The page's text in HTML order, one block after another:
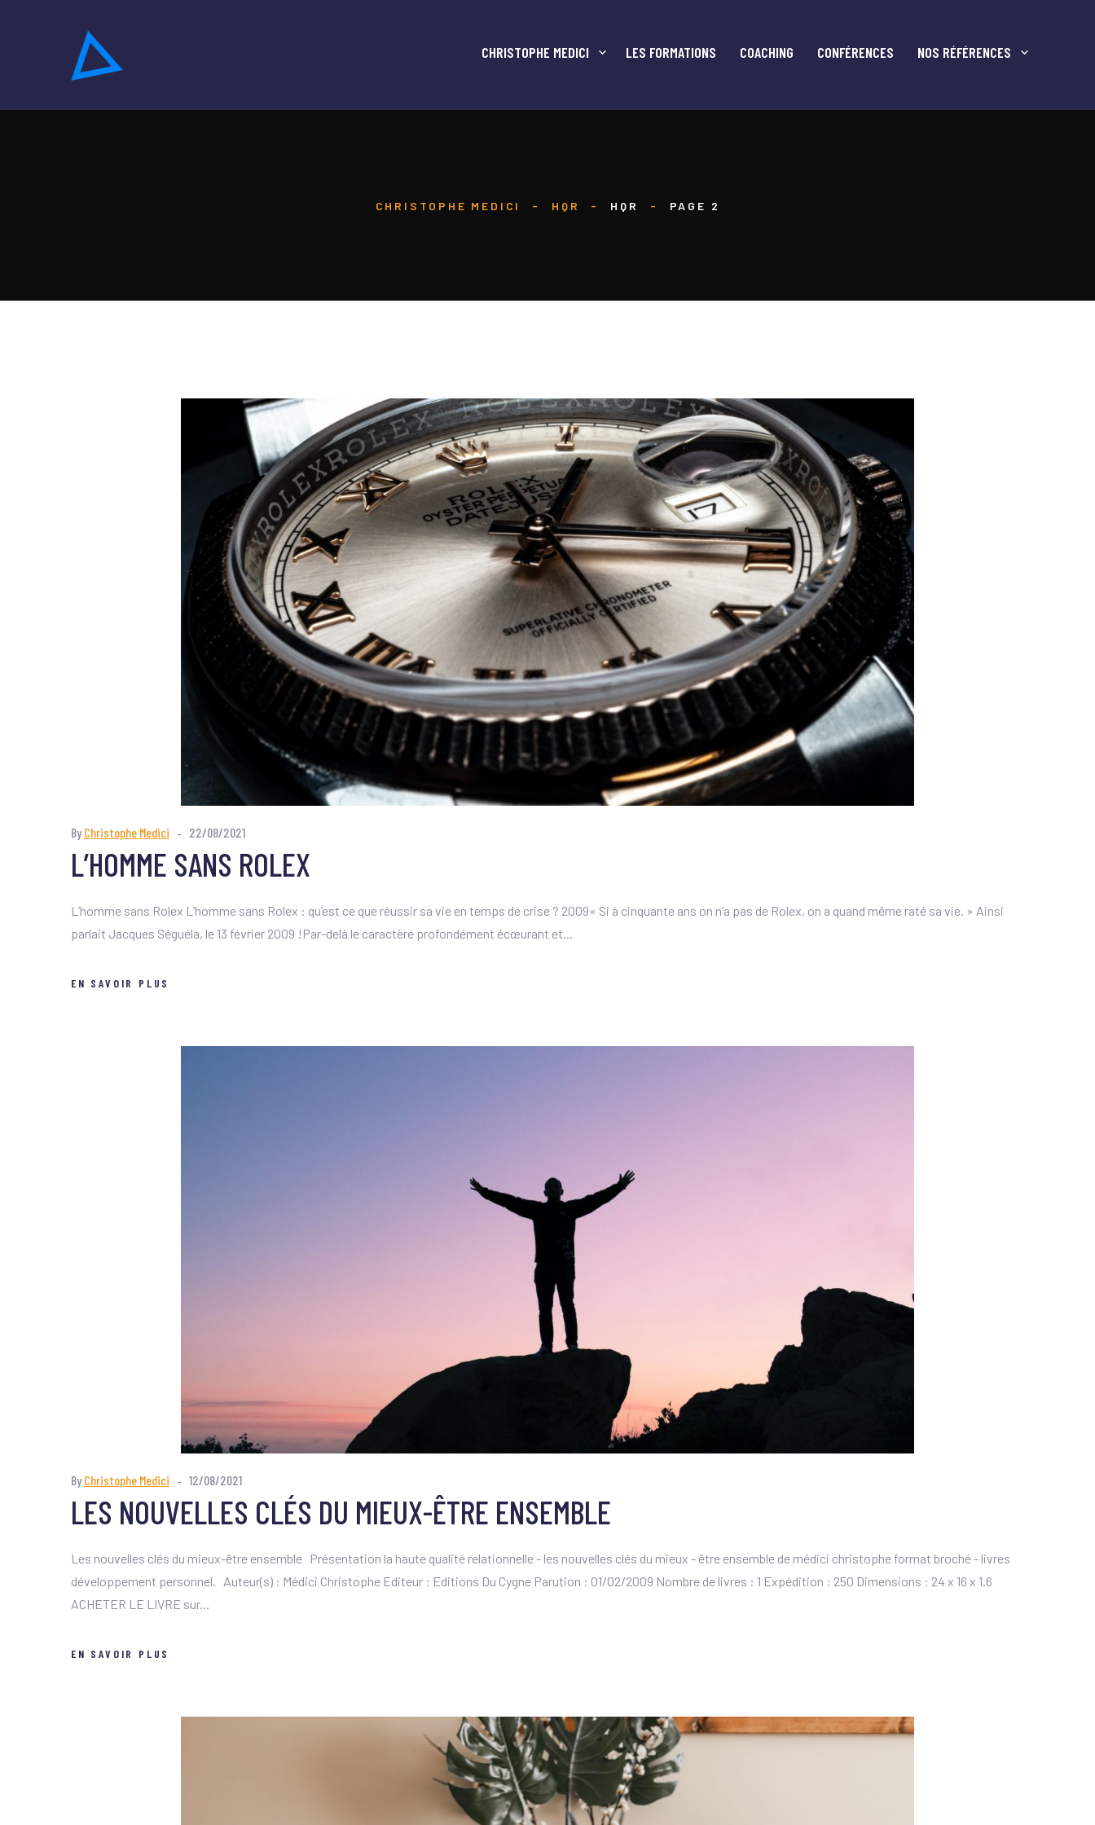
CHRISTOPHE MEDICI LES FORMATIONS COACHING CONFÉRENCES NOS RÉFÉRENCES
CHRISTOPHE MEDICI - HQR - HQR - PAGE 2
ByChristophe Medici 22/08/2021
L’HOMME SANS ROLEX
L’homme sans Rolex L’homme sans Rolex : qu’est ce que réussir sa vie en temps de crise ? 2009« Si à cinquante ans on n’a pas de Rolex, on a quand même raté sa vie. » Ainsi
parlait Jacques Séguéla, le 13 février 2009 !Par-delà le caractère profondément écœurant et...
EN SAVOIR PLUS
ByChristophe Medici 12/08/2021
LES NOUVELLES CLÉS DU MIEUX-ÊTRE ENSEMBLE
Les nouvelles clés du mieux-être ensemble Présentation la haute qualité relationnelle - les nouvelles clés du mieux - être ensemble de médici christophe format broché - livres
développement personnel. Auteur(s) : Médici Christophe Editeur : Editions Du Cygne Parution : 01/02/2009 Nombre de livres : 1 Expédition : 250 Dimensions : 24 x 16 x 1.6
ACHETER LE LIVRE sur...
EN SAVOIR PLUS